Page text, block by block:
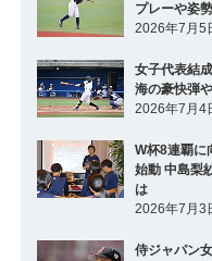
プレーや姿
2026年7月5
女子代表結
海の豪快弾
2026年7月4
W杯8連覇に
始動 中島梨
は
2026年7月3
侍ジャパン